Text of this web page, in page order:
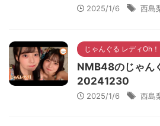
2025/1/6 西島
じゃんぐる レディOh！
NMB48のじゃん
20241230
2025/1/6 西島